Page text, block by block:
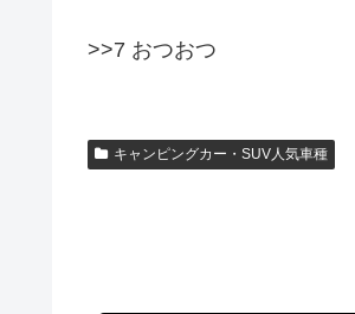
>>7 おつおつ
キャンピングカー・SUV人気車種